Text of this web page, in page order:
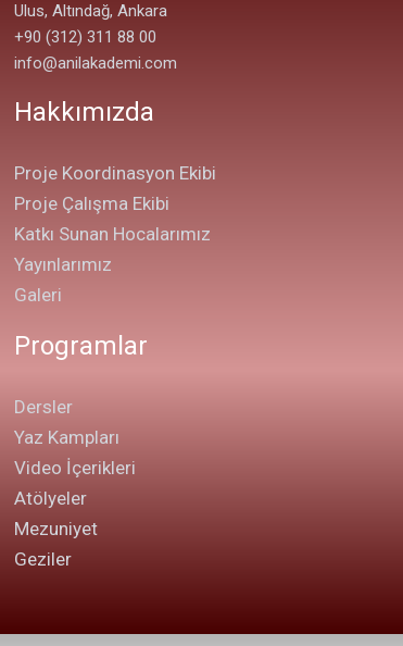
Ulus, Altındağ, Ankara
+90 (312) 311 88 00
info@anilakademi.com
Hakkımızda
Proje Koordinasyon Ekibi
Proje Çalışma Ekibi
Katkı Sunan Hocalarımız
Yayınlarımız
Galeri
Programlar
Dersler
Yaz Kampları
Video İçerikleri
Atölyeler
Mezuniyet
Geziler